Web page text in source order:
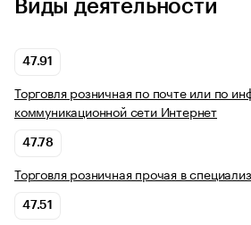
Виды деятельности
47.91
Торговля розничная по почте или по
коммуникационной сети Интернет
47.78
Торговля розничная прочая в
47.51